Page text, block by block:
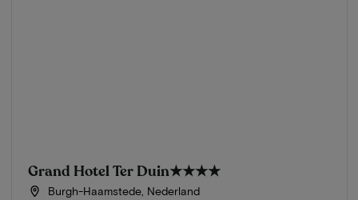
Grand Hotel Ter Duin★★★★
Burgh-Haamstede, Nederland